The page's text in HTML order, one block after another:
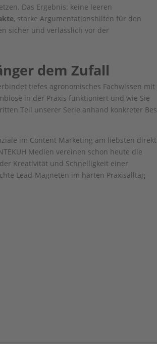
Das Ergebnis: keine leeren
, starke Argumentationshilfen für den
sicher und verlässlich vor der
dem Zufall
tiefes agronomisches Fachwissen mit
in der Praxis funktioniert und wie Sie
Teil unserer Serie anhand konkreter
im Content Marketing am liebsten direkt
Medien vereinen schon heute die
Kreativität und Schnelligkeit einer
Lead-Magneten im harten Praxisalltag